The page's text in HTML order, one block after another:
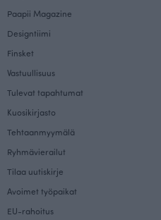
Paapii Magazine
Designtiimi
Finsket
Vastuullisuus
Tulevat tapahtumat
Kuosikirjasto
Tehtaanmyymälä
Ryhmävierailut
Tilaa uutiskirje
Avoimet työpaikat
EU-rahoitus